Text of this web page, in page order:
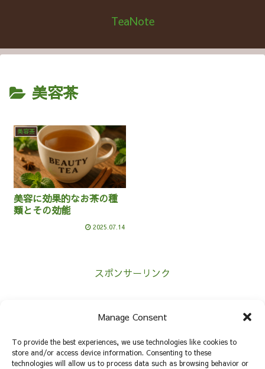
Manage Consent
To provide the best experiences, we use technologies like cookies to
store and/or access device information. Consenting to these
technologies will allow us to process data such as browsing behavior or
TeaNote
美容茶
美容茶
美容に効果的なお茶の種
類とその効能
2025.07.14
スポンサーリンク